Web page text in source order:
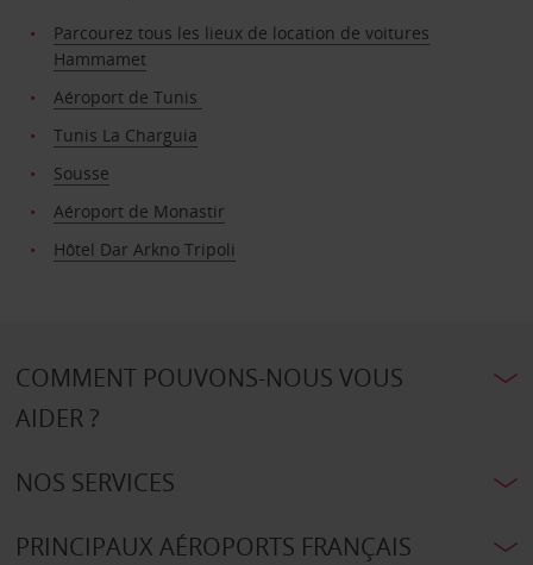
Parcourez tous les lieux de location de voitures
Hammamet
Aéroport de Tunis
Tunis La Charguia
Sousse
Aéroport de Monastir
Hôtel Dar Arkno Tripoli
COMMENT POUVONS-NOUS VOUS
AIDER ?
NOS SERVICES
PRINCIPAUX AÉROPORTS FRANÇAIS